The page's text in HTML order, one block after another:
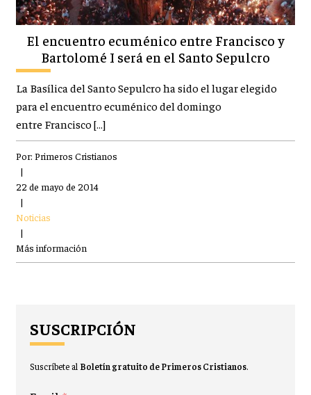
El encuentro ecuménico entre Francisco y
Bartolomé I será en el Santo Sepulcro
La Basílica del Santo Sepulcro ha sido el lugar elegido
para el encuentro ecuménico del domingo
entre Francisco […]
Por: Primeros Cristianos
|
22 de mayo de 2014
|
Noticias
|
Más información
SUSCRIPCIÓN
Suscríbete al Boletín gratuito de Primeros Cristianos.